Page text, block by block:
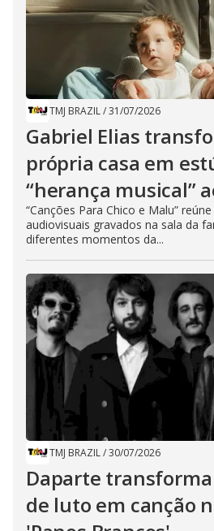
TMJ BRAZIL/31/07/2026
Gabriel Elias
própria casa em
“herança musical”
“Canções Para Chico e Malu”
audiovisuais gravados na sala da
diferentes momentos da...
TMJ BRAZIL/30/07/2026
Daparte
de luto em canção